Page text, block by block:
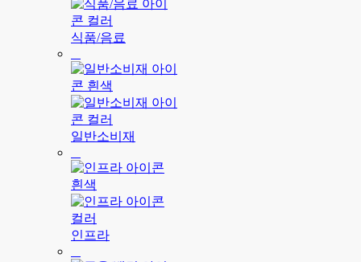
식품/음료
일반소비재
인프라